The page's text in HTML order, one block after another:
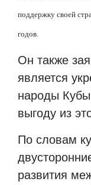
поддержку своей
годов.
Он также
является
народы
выгоду из
По словам
развития